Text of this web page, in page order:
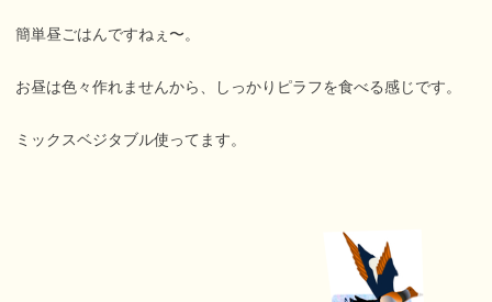
簡単昼ごはんですねぇ〜。
お昼は色々作れませんから、しっかりピラフを食べる感じです。
ミックスベジタブル使ってます。